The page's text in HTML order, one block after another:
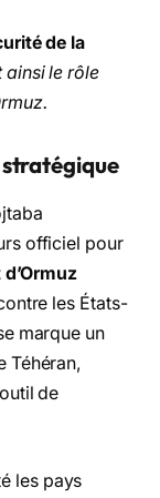
de la
ainsi le rôle
officiel pour
les États-
marque un
Téhéran,
de
les pays